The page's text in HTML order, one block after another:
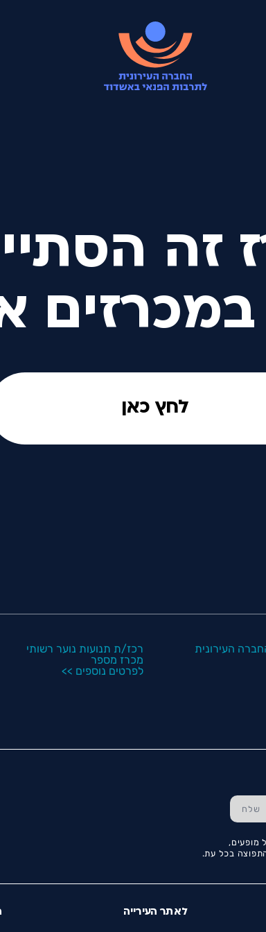
זה
במכרזים
לחץ כאן
העירונית
רכז/ת תנועות נוער רשותי
מכרז מספר
לפרטים נוספים >>
מופעים,
התפוצה בכל עת.
לאתר העירייה